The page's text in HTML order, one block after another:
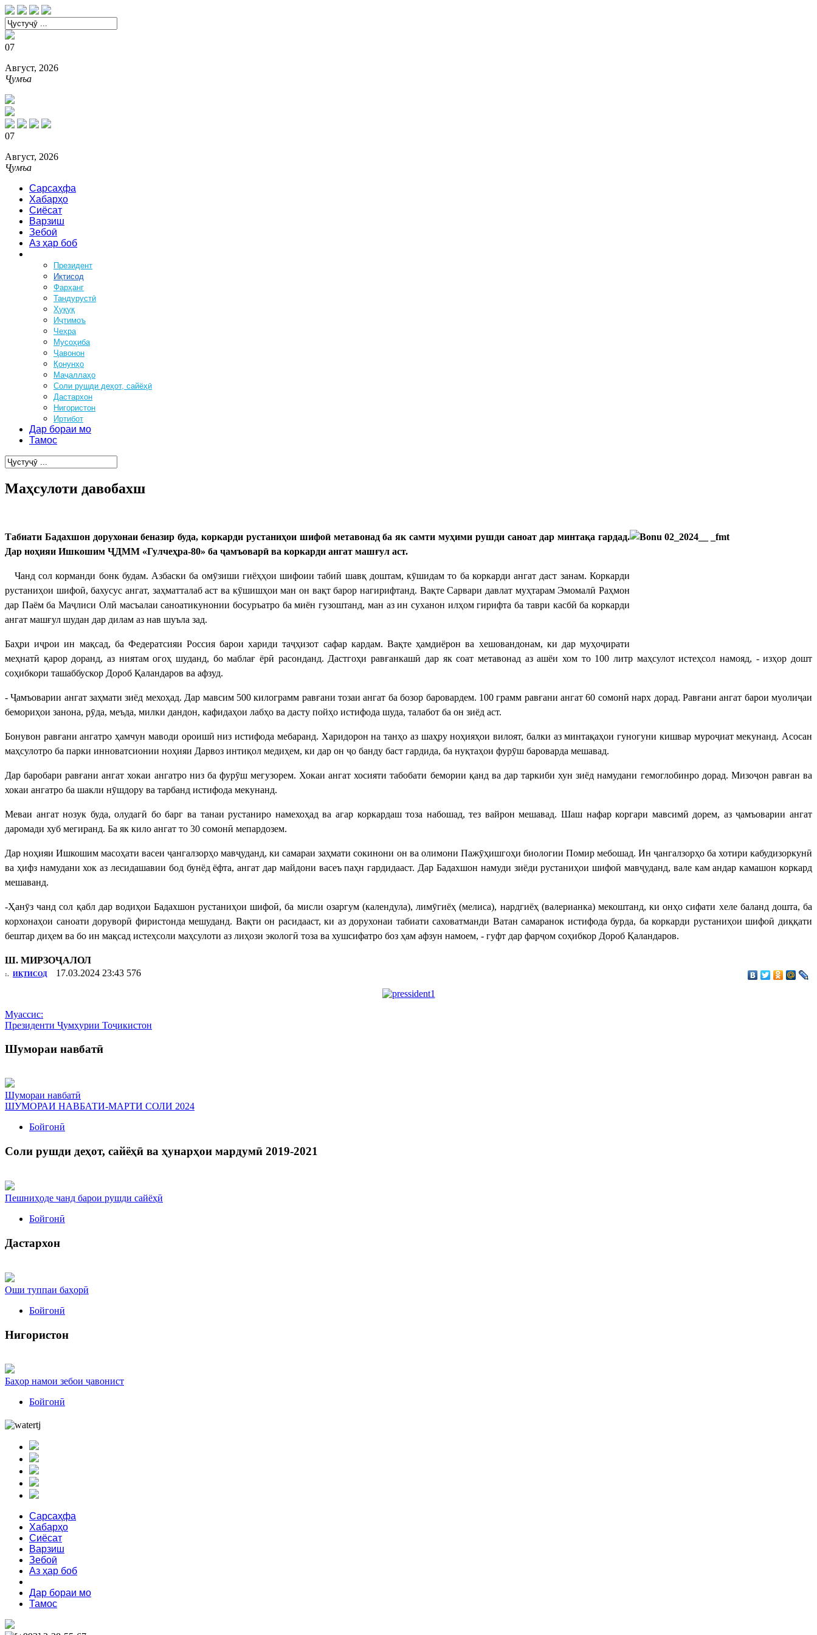
07
Август, 2026
Ҷумъа
07
Август, 2026
Ҷумъа
Сарсаҳфа
Хабарҳо
Сиёсат
Варзиш
Зебоӣ
Аз ҳар боб
Президент
Иқтисод
Фарҳанг
Тандурустӣ
Ҳуқуқ
Иҷтимоъ
Чеҳра
Мусоҳиба
Ҷавонон
Қонунҳо
Маҷаллаҳо
Соли рушди деҳот, сайёҳӣ
Дастархон
Нигористон
Иртибот
Дар бораи мо
Тамос
Маҳсулоти давобахш
Табиати Бадахшон дорухонаи беназир буда, коркарди рустаниҳои шифоӣ метавонад ба як самти муҳими рушди саноат дар минтақа гардад.
Дар ноҳияи Ишкошим ҶДММ «Гулчеҳра-80» ба ҷамъоварӣ ва коркарди ангат машғул аст.
Чанд сол корманди бонк будам. Азбаски ба омӯзиши гиёҳҳои шифоии табиӣ шавқ доштам, кӯшидам то ба коркарди ангат даст занам. Коркарди
рустаниҳои шифоӣ, бахусус ангат, заҳматталаб аст ва кӯшишҳои ман он вақт барор нагирифтанд. Вақте Сарвари давлат муҳтарам Эмомалӣ Раҳмон
дар Паём ба Маҷлиси Олӣ масъалаи саноатикунонии босуръатро ба миён гузоштанд, ман аз ин суханон илҳом гирифта ба таври касбӣ ба коркарди
ангат машғул шудан дар дилам аз нав шуъла зад.
Баҳри иҷрои ин мақсад, ба Федератсияи Россия барои хариди таҷҳизот сафар кардам. Вақте ҳамдиёрон ва хешовандонам, ки дар муҳоҷирати
меҳнатӣ қарор доранд, аз ниятам огоҳ шуданд, бо маблағ ёрӣ расонданд. Дастгоҳи равғанкашӣ дар як соат метавонад аз ашёи хом то 100 литр маҳсулот истеҳсол намояд, - изҳор дошт
соҳибкори ташаббускор Дороб Қаландаров ва афзуд.
- Ҷамъоварии ангат заҳмати зиёд мехоҳад. Дар мавсим 500 килограмм равғани тозаи ангат ба бозор баровардем. 100 грамм равғани ангат 60 сомонӣ нарх дорад. Равғани ангат барои муолиҷаи
бемориҳои занона, рӯда, меъда, милки дандон, кафидаҳои лабҳо ва дасту пойҳо истифода шуда, талабот ба он зиёд аст.
Бонувон равғани ангатро ҳамчун маводи ороишӣ низ истифода мебаранд. Харидорон на танҳо аз шаҳру ноҳияҳои вилоят, балки аз минтақаҳои гуногуни кишвар муроҷиат мекунанд. Асосан
маҳсулотро ба парки инноватсионии ноҳияи Дарвоз интиқол медиҳем, ки дар он ҷо банду баст гардида, ба нуқтаҳои фурӯш бароварда мешавад.
Дар баробари равғани ангат хокаи ангатро низ ба фурӯш мегузорем. Хокаи ангат хосияти табобати бемории қанд ва дар таркиби хун зиёд намудани гемоглобинро дорад. Мизоҷон равған ва
хокаи ангатро ба шакли нӯшдору ва тарбанд истифода мекунанд.
Меваи ангат нозук буда, олудагӣ бо барг ва танаи рустаниро намехоҳад ва агар коркардаш тоза набошад, тез вайрон мешавад. Шаш нафар коргари мавсимӣ дорем, аз ҷамъоварии ангат
даромади хуб мегиранд. Ба як кило ангат то 30 сомонӣ мепардозем.
Дар ноҳияи Ишкошим масоҳати васеи ҷангалзорҳо мавҷуданд, ки самараи заҳмати сокинони он ва олимони Пажӯҳишгоҳи биологии Помир мебошад. Ин ҷангалзорҳо ба хотири кабудизоркунӣ
ва ҳифз намудани хок аз лесидашавии бод бунёд ёфта, ангат дар майдони васеъ паҳн гардидааст. Дар Бадахшон намуди зиёди рустаниҳои шифоӣ мавҷуданд, вале кам андар камашон коркард
мешаванд.
-Ҳанӯз чанд сол қабл дар водиҳои Бадахшон рустаниҳои шифоӣ, ба мисли озаргум (календула), лимӯгиёҳ (мелиса), нардгиёҳ (валерианка) мекоштанд, ки онҳо сифати хеле баланд дошта, ба
корхонаҳои саноати доруворӣ фиристонда мешуданд. Вақти он расидааст, ки аз дорухонаи табиати саховатманди Ватан самаранок истифода бурда, ба коркарди рустаниҳои шифоӣ диққати
бештар диҳем ва бо ин мақсад истеҳсоли маҳсулоти аз лиҳози экологӣ тоза ва хушсифатро боз ҳам афзун намоем, - гуфт дар фарҷом соҳибкор Дороб Қаландаров.
Ш. МИРЗОҶАЛОЛ
:. ИҚТИСОД 17.03.2024 23:43 576
Муассис:
Президенти Ҷумҳурии Тоҷикистон
Шумораи навбатӣ
Шумораи навбатӣ
ШУМОРАИ НАВБАТИ-МАРТИ СОЛИ 2024
Бойгонӣ
Соли рушди деҳот, сайёҳӣ ва ҳунарҳои мардумӣ 2019-2021
Пешниҳоде чанд барои рушди сайёҳӣ
Бойгонӣ
Дастархон
Оши туппаи баҳорӣ
Бойгонӣ
Нигористон
Баҳор намои зебои ҷавонист
Бойгонӣ
Сарсаҳфа
Хабарҳо
Сиёсат
Варзиш
Зебоӣ
Аз ҳар боб
Дар бораи мо
Тамос